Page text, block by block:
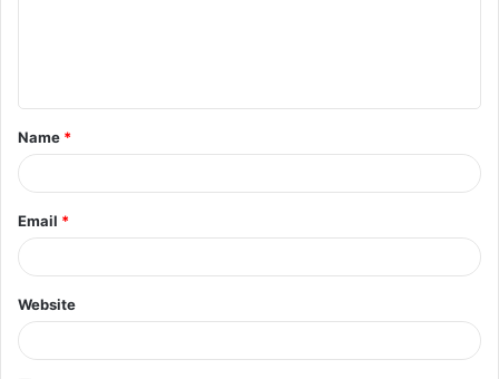
t
*
Name *
Email *
Website